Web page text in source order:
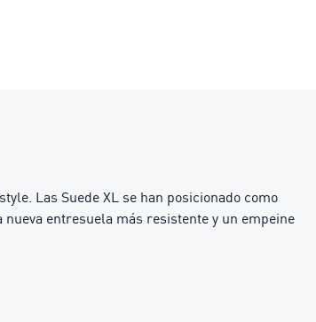
Las Suede XL se han posicionado como
entresuela más resistente y un empeine